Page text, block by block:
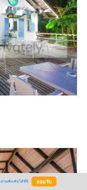
อ่านเพิ่มเติมได้ที่นี่